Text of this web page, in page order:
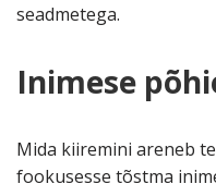
seadmetega.
Inimese
Mida kiiremini areneb
fookusesse tõstma